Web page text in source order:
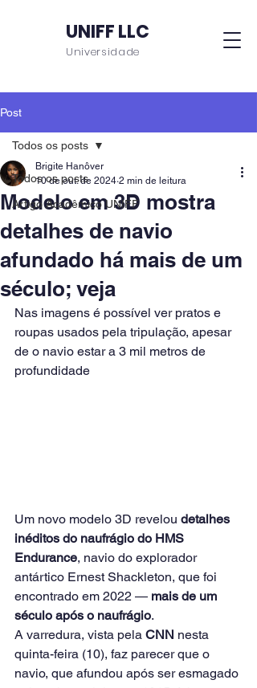
UNIFF LLC
Universidade
Post
Todos os posts
Artigo Acadêmico UNIFF
Todos os posts
Modelo em 3D mostra
detalhes de navio
afundado há mais de um
século; veja
Brigite Hanôver
10 de out. de 2024 2 min de leitura
Nas imagens é possível ver pratos e
roupas usados pela tripulação, apesar
de o navio estar a 3 mil metros de
profundidade
Um novo modelo 3D revelou detalhes
inéditos do naufrágio do HMS
Endurance, navio do explorador
antártico Ernest Shackleton, que foi
encontrado em 2022 — mais de um
século após o naufrágio.
A varredura, vista pela CNN nesta
quinta-feira (10), faz parecer que o
navio, que afundou após ser esmagado